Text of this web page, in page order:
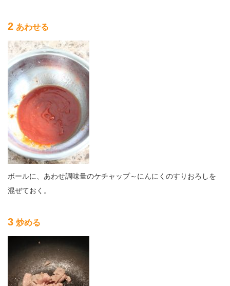
2 あわせる
ボールに、あわせ調味量のケチャップ～にんにくのすりおろしを
混ぜておく。
3 炒める